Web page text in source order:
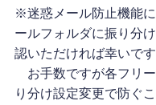
※迷惑メール防止機能
ールフォルダに振り分
認いただければ幸いです
お手数ですが各フリ
り分け設定変更で防ぐ